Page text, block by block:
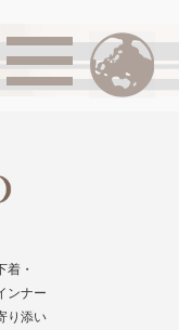
着・
ンナー
り添い